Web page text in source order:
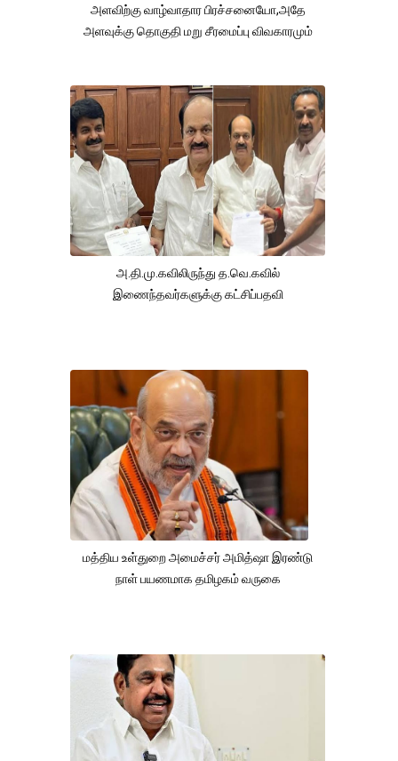
அளவிற்கு வாழ்வாதார பிரச்சனையோ,அதே
அளவுக்கு தொகுதி மறு சீரமைப்பு விவகாரமும்
அ.தி.மு.கவிலிருந்து த.வெ.கவில்
இணைந்தவர்களுக்கு கட்சிப்பதவி
மத்திய உள்துறை அமைச்சர் அமித்ஷா இரண்டு
நாள் பயணமாக தமிழகம் வருகை